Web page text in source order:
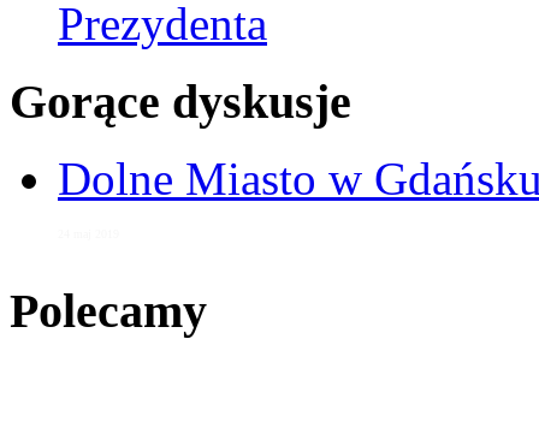
Prezydenta
Gorące dyskusje
Dolne Miasto w
Polecamy